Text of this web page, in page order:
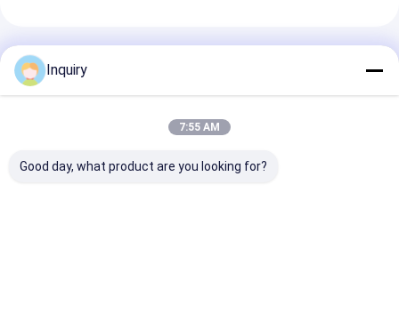
अनुशंसित उत्पाद
Inquiry
7:55 AM
Good day, what product are you looking for?